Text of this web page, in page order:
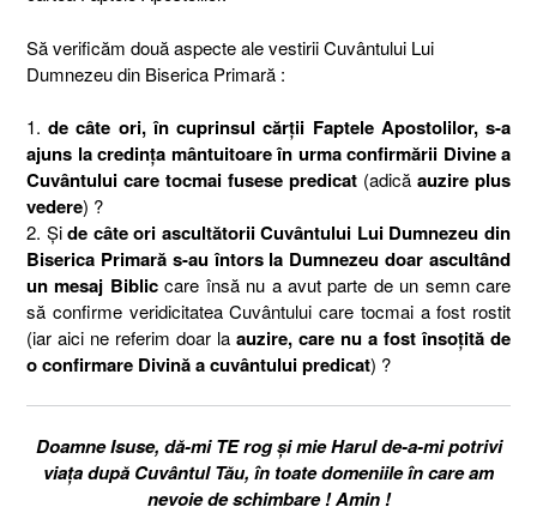
Să verificăm două aspecte ale vestirii Cuvântului Lui
Dumnezeu din Biserica Primară :
1.de câte ori, în cuprinsul cărții Faptele Apostolilor, s-a
ajuns la credința mântuitoare în urma confirmării Divine a
Cuvântului care tocmai fusese predicat (adică auzire plus
vedere) ?
2. Șide câte ori ascultătorii Cuvântului Lui Dumnezeu din
Biserica Primară s-au întors la Dumnezeu doar ascultând
un mesaj Bibliccare însă nu a avut parte de un semn care
să confirme veridicitatea Cuvântului care tocmai a fost rostit
(iar aici ne referim doar la auzire, care nu a fost însoțită de
o confirmare Divină a cuvântului predicat) ?
Doamne Isuse, dă-mi TE rog și mie Harul de-a-mi potrivi
viața după Cuvântul Tău, în toate domeniile în care am
nevoie de schimbare ! Amin !